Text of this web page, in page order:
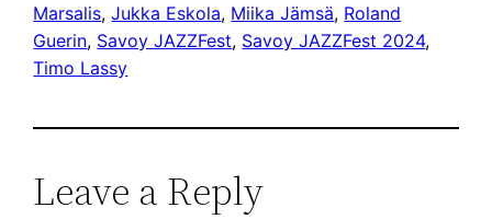
Marsalis, Jukka Eskola, Miika Jämsä, Roland
Guerin, Savoy JAZZFest, Savoy JAZZFest 2024
Timo Lassy
Leave a Reply